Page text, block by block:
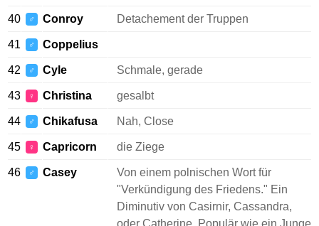
40 ♂ Conroy Detachement der Truppen
41 ♂ Coppelius
42 ♂ Cyle Schmale, gerade
43 ♀ Christina gesalbt
44 ♂ Chikafusa Nah, Close
45 ♀ Capricorn die Ziege
46 ♂ Casey
Von einem polnischen Wort für
"Verkündigung des Friedens." Ein
Diminutiv von Casirnir, Cassandra,
oder Catherine. Populär wie ein Junge